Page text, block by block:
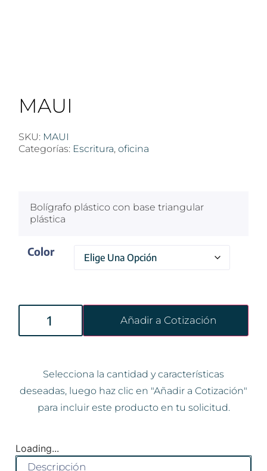
MAUI
SKU: MAUI
Categorías: Escritura, oficina
Bolígrafo plástico con base triangular
plástica
Color
Añadir a Cotización
Selecciona la cantidad y características
deseadas, luego haz clic en "Añadir a Cotización"
para incluir este producto en tu solicitud.
Loading...
Descripción